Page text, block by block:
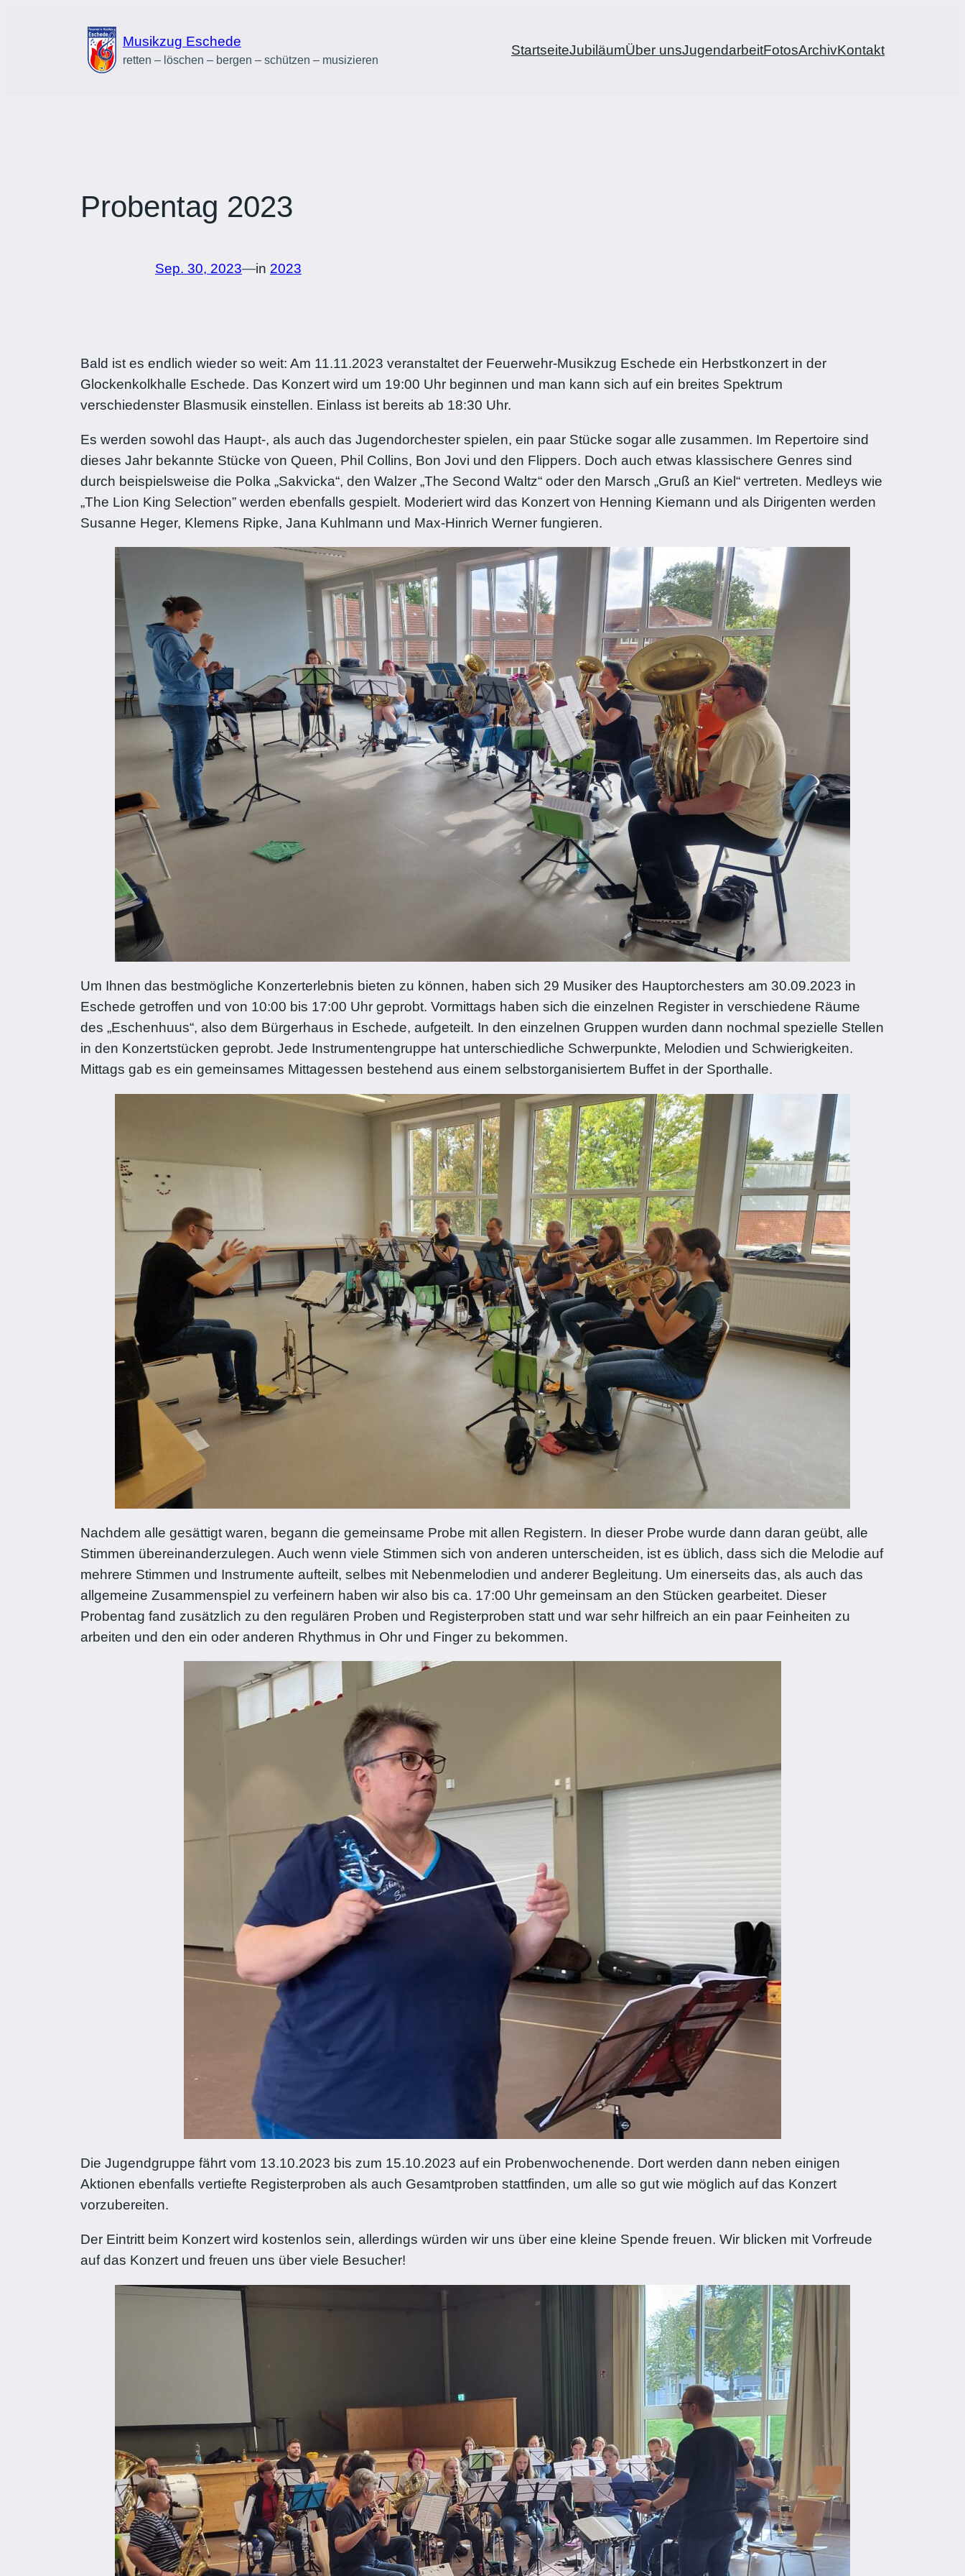
Musikzug Eschede
retten – löschen – bergen – schützen – musizieren
StartseiteJubiläumÜber unsJugendarbeitFotosArchivKontakt
Probentag 2023
Sep. 30, 2023—in 2023
Bald ist es endlich wieder so weit: Am 11.11.2023 veranstaltet der Feuerwehr-Musikzug Eschede ein Herbstkonzert in der
Glockenkolkhalle Eschede. Das Konzert wird um 19:00 Uhr beginnen und man kann sich auf ein breites Spektrum
verschiedenster Blasmusik einstellen. Einlass ist bereits ab 18:30 Uhr.
Es werden sowohl das Haupt-, als auch das Jugendorchester spielen, ein paar Stücke sogar alle zusammen. Im Repertoire sind
dieses Jahr bekannte Stücke von Queen, Phil Collins, Bon Jovi und den Flippers. Doch auch etwas klassischere Genres sind
durch beispielsweise die Polka „Sakvicka“, den Walzer „The Second Waltz“ oder den Marsch „Gruß an Kiel“ vertreten. Medleys wie
„The Lion King Selection” werden ebenfalls gespielt. Moderiert wird das Konzert von Henning Kiemann und als Dirigenten werden
Susanne Heger, Klemens Ripke, Jana Kuhlmann und Max-Hinrich Werner fungieren.
Um Ihnen das bestmögliche Konzerterlebnis bieten zu können, haben sich 29 Musiker des Hauptorchesters am 30.09.2023 in
Eschede getroffen und von 10:00 bis 17:00 Uhr geprobt. Vormittags haben sich die einzelnen Register in verschiedene Räume
des „Eschenhuus“, also dem Bürgerhaus in Eschede, aufgeteilt. In den einzelnen Gruppen wurden dann nochmal spezielle Stellen
in den Konzertstücken geprobt. Jede Instrumentengruppe hat unterschiedliche Schwerpunkte, Melodien und Schwierigkeiten.
Mittags gab es ein gemeinsames Mittagessen bestehend aus einem selbstorganisiertem Buffet in der Sporthalle.
Nachdem alle gesättigt waren, begann die gemeinsame Probe mit allen Registern. In dieser Probe wurde dann daran geübt, alle
Stimmen übereinanderzulegen. Auch wenn viele Stimmen sich von anderen unterscheiden, ist es üblich, dass sich die Melodie auf
mehrere Stimmen und Instrumente aufteilt, selbes mit Nebenmelodien und anderer Begleitung. Um einerseits das, als auch das
allgemeine Zusammenspiel zu verfeinern haben wir also bis ca. 17:00 Uhr gemeinsam an den Stücken gearbeitet. Dieser
Probentag fand zusätzlich zu den regulären Proben und Registerproben statt und war sehr hilfreich an ein paar Feinheiten zu
arbeiten und den ein oder anderen Rhythmus in Ohr und Finger zu bekommen.
Die Jugendgruppe fährt vom 13.10.2023 bis zum 15.10.2023 auf ein Probenwochenende. Dort werden dann neben einigen
Aktionen ebenfalls vertiefte Registerproben als auch Gesamtproben stattfinden, um alle so gut wie möglich auf das Konzert
vorzubereiten.
Der Eintritt beim Konzert wird kostenlos sein, allerdings würden wir uns über eine kleine Spende freuen. Wir blicken mit Vorfreude
auf das Konzert und freuen uns über viele Besucher!